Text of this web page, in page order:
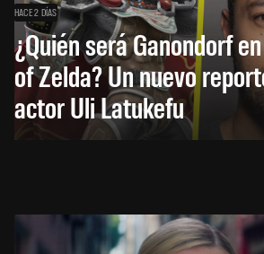
HACE 2 DÍAS
¿Quién será Ganondorf
of Zelda? Un nuevo
actor Uli Latukefu